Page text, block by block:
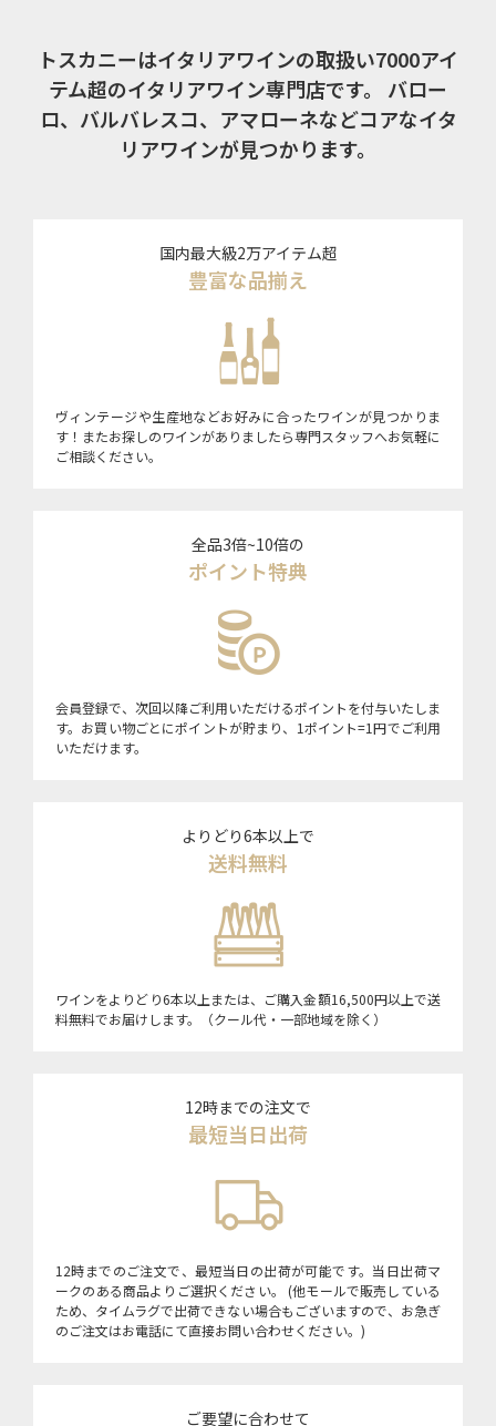
トスカニーはイタリアワインの取扱い7000アイ
テム超のイタリアワイン専門店です。
バロー
ロ、バルバレスコ、アマローネなどコアなイタ
リアワインが見つかります。
国内最大級2万アイテム超
豊富な品揃え
ヴィンテージや生産地などお好みに合ったワインが見つかりま
す！またお探しのワインがありましたら専門スタッフへお気軽に
ご相談ください。
全品3倍~10倍の
ポイント特典
会員登録で、次回以降ご利用いただけるポイントを付与いたしま
す。お買い物ごとにポイントが貯まり、1ポイント=1円でご利用
いただけます。
よりどり6本以上で
送料無料
ワインをよりどり6本以上または、ご購入金額16,500円以上で送
料無料でお届けします。（クール代・一部地域を除く）
12時までの注文で
最短当日出荷
12時までのご注文で、最短当日の出荷が可能です。当日出荷マ
ークのある商品よりご選択ください。 (他モールで販売している
ため、タイムラグで出荷できない場合もございますので、お急ぎ
のご注文はお電話にて直接お問い合わせください。)
ご要望に合わせて